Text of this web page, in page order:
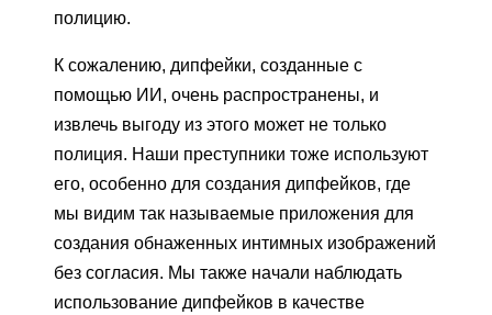
полицию.
К сожалению, дипфейки, созданные с
помощью ИИ, очень распространены, и
извлечь выгоду из этого может не только
полиция. Наши преступники тоже используют
его, особенно для создания дипфейков, где
мы видим так называемые приложения для
создания обнаженных интимных изображений
без согласия. Мы также начали наблюдать
использование дипфейков в качестве